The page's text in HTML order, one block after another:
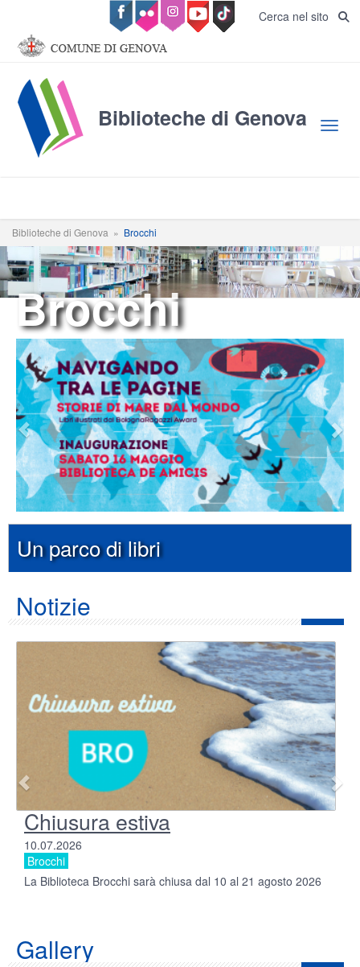
Salta al contenuto principale Cerca nel sito
Biblioteche di Genova
Biblioteche di Genova » Brocchi
Un parco di libri
Brocchi
Notizie
Chiusura estiva
10.07.2026
Brocchi
La Biblioteca Brocchi sarà chiusa dal 10 al 21 agosto 2026
Gallery